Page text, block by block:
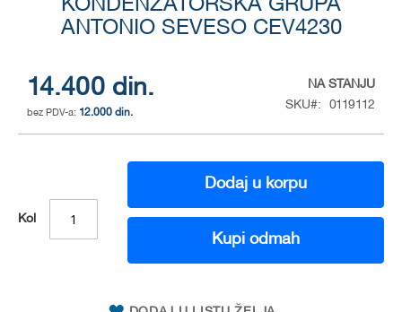
KONDENZATORSKA GRUPA
ANTONIO SEVESO CEV4230
14.400 din.
12.000 din.
NA STANJU
SKU
0119112
Kol
Dodaj u korpu
Kupi odmah
beginning
the
images
gallery